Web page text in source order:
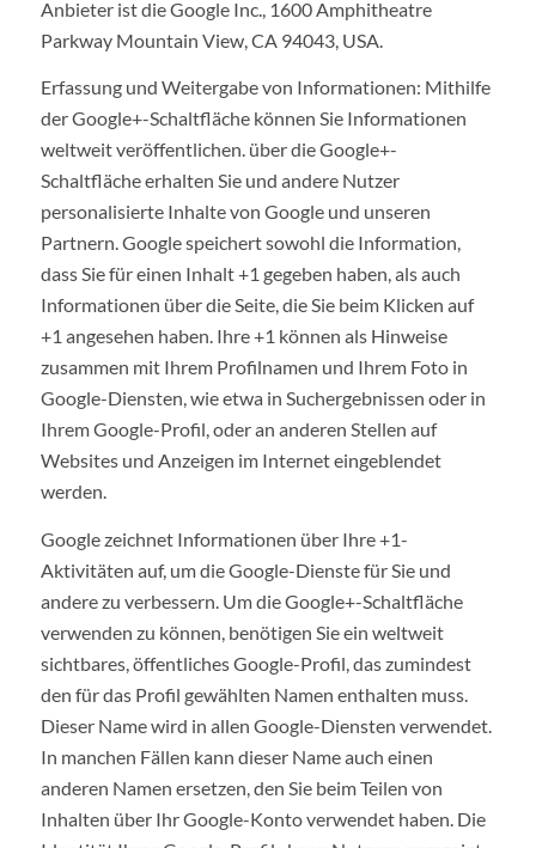
Anbieter ist die Google Inc., 1600 Amphitheatre
Parkway Mountain View, CA 94043, USA.
Erfassung und Weitergabe von Informationen: Mithilfe
der Google+-Schaltfläche können Sie Informationen
weltweit veröffentlichen. über die Google+-
Schaltfläche erhalten Sie und andere Nutzer
personalisierte Inhalte von Google und unseren
Partnern. Google speichert sowohl die Information,
dass Sie für einen Inhalt +1 gegeben haben, als auch
Informationen über die Seite, die Sie beim Klicken auf
+1 angesehen haben. Ihre +1 können als Hinweise
zusammen mit Ihrem Profilnamen und Ihrem Foto in
Google-Diensten, wie etwa in Suchergebnissen oder in
Ihrem Google-Profil, oder an anderen Stellen auf
Websites und Anzeigen im Internet eingeblendet
werden.
Google zeichnet Informationen über Ihre +1-
Aktivitäten auf, um die Google-Dienste für Sie und
andere zu verbessern. Um die Google+-Schaltfläche
verwenden zu können, benötigen Sie ein weltweit
sichtbares, öffentliches Google-Profil, das zumindest
den für das Profil gewählten Namen enthalten muss.
Dieser Name wird in allen Google-Diensten verwendet.
In manchen Fällen kann dieser Name auch einen
anderen Namen ersetzen, den Sie beim Teilen von
Inhalten über Ihr Google-Konto verwendet haben. Die